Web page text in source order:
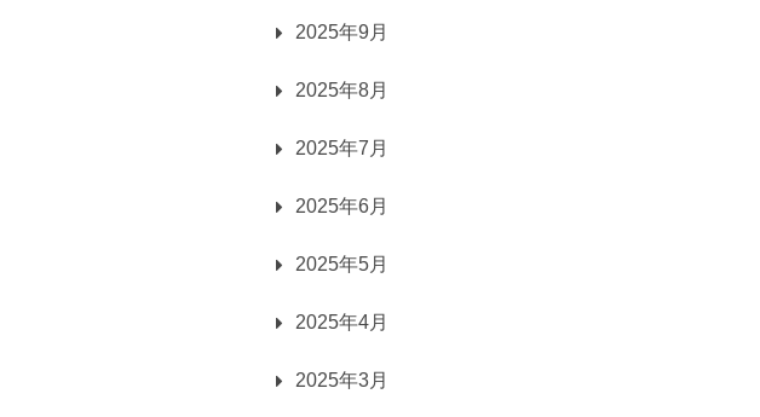
2025年9月
2025年8月
2025年7月
2025年6月
2025年5月
2025年4月
2025年3月